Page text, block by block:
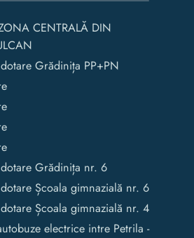
CENTRALĂ DIN
Grădinița PP+PN
Grădinița nr. 6
Școala gimnazială nr. 6
Școala gimnazială nr. 4
electrice intre Petrila -